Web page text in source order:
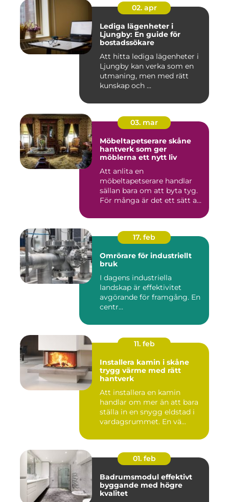
02. apr
Lediga lägenheter i
Ljungby: En guide för
bostadssökare
Att hitta lediga lägenheter i
Ljungby kan verka som en
utmaning, men med rätt
kunskap och ...
03. mar
Möbeltapetserare skåne
hantverk som ger
möblerna ett nytt liv
Att anlita en
möbeltapetserare handlar
sällan bara om att byta tyg.
För många är det ett sätt att
17. feb
Omrörare för industriellt
bruk
I dagens industriella
landskap är effektivitet
avgörande för framgång. En
centr...
11. feb
Installera kamin i skåne
trygg värme med rätt
hantverk
Att installera en kamin
handlar om mer än att bara
ställa in en snygg eldstad i
vardagsrummet. En vä...
01. feb
Badrumsmodul effektivt
byggande med högre
kvalitet